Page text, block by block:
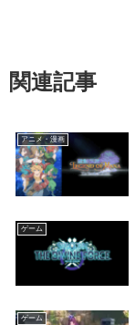
関連記事
アニメ・漫画
ゲーム
ゲーム